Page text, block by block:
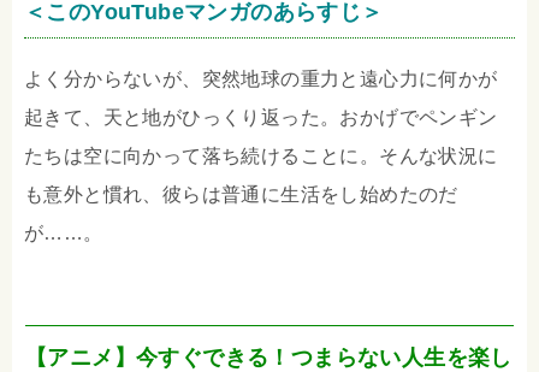
＜このYouTubeマンガのあらすじ＞
よく分からないが、突然地球の重力と遠心力に何かが
起きて、天と地がひっくり返った。おかげでペンギン
たちは空に向かって落ち続けることに。そんな状況に
も意外と慣れ、彼らは普通に生活をし始めたのだ
が……。
【アニメ】今すぐできる！つまらない人生を楽し